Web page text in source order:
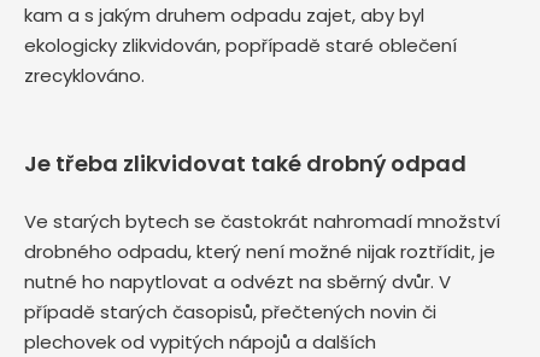
kam a s jakým druhem odpadu zajet, aby byl
ekologicky zlikvidován, popřípadě staré oblečení
zrecyklováno.
Je třeba zlikvidovat také drobný odpad
Ve starých bytech se častokrát nahromadí množství
drobného odpadu, který není možné nijak roztřídit, je
nutné ho napytlovat a odvézt na sběrný dvůr. V
případě starých časopisů, přečtených novin či
plechovek od vypitých nápojů a dalších